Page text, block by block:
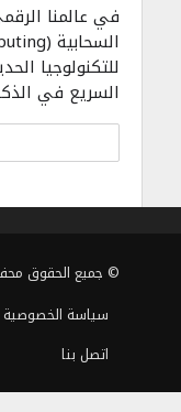
في عالمنا
للتكنولوجيا
السريع في
© جميع الحقوق
سياسة الخصوصية
اتصل بنا